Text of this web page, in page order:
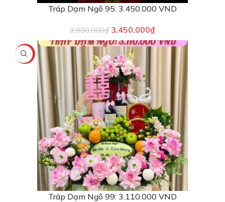
Tráp Dạm Ngõ 95: 3.450.000 VND
3,800,000₫ 3,450,000₫
-11%
Tráp Dạm Ngõ 99: 3.110.000 VND